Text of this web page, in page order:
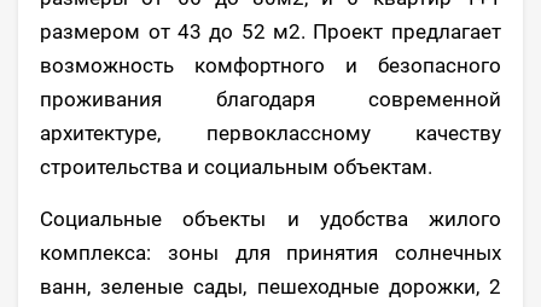
размером от 43 до 52 м2. Проект предлагает
возможность комфортного и безопасного
проживания благодаря современной
архитектуре, первоклассному качеству
строительства и социальным объектам.
Социальные объекты и удобства жилого
комплекса: зоны для принятия солнечных
ванн, зеленые сады, пешеходные дорожки, 2